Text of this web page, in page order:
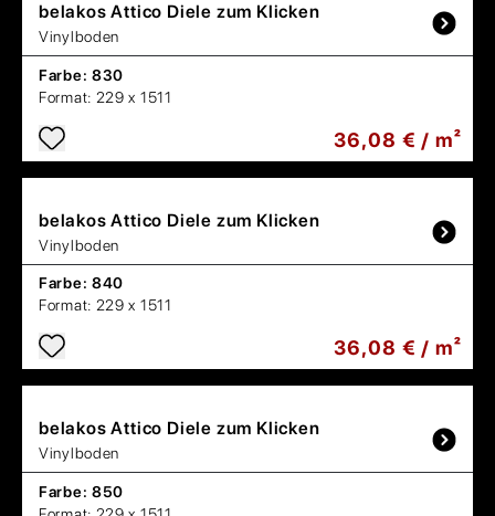
belakosAttico Diele zum Klicken
Vinylboden
Farbe: 830
Format: 229 x 1511
36,08 € / m²
belakosAttico Diele zum Klicken
Vinylboden
Farbe: 840
Format: 229 x 1511
36,08 € / m²
belakosAttico Diele zum Klicken
Vinylboden
Farbe: 850